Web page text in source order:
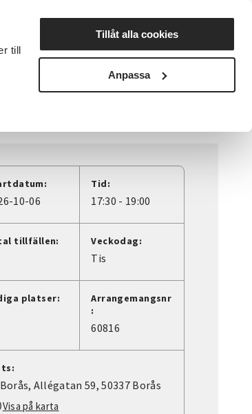
till
Tillåt alla cookies
Anpassa
Nyheter Avdelningar
10-06
Tid:
17:30 - 19:00
tillfällen: Veckodag:
Tis
platser:
Arrangemangsnr
:
60816
Borås, Allégatan 59, 50337 Borås
Visa på karta